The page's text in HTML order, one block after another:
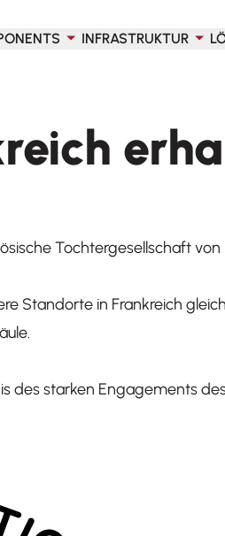
INFRASTRUKTUR
Tochtergesellschaft
Standorte in Frankreich
des starken Engagements